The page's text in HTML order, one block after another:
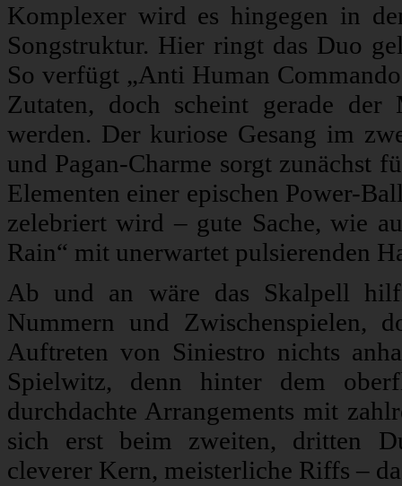
Komplexer wird es hingegen in
Songstruktur. Hier ringt das Duo
So verfügt „Anti Human
Zutaten, doch scheint gerade
werden. Der kuriose Gesang im
und Pagan-Charme sorgt zunächst
Elementen einer epischen Power-
zelebriert wird – gute Sache, wie
Rain“ mit unerwartet pulsierenden
Ab und an wäre das Skalpell
Nummern und Zwischenspielen,
Auftreten von Siniestro nichts
Spielwitz, denn hinter dem
durchdachte Arrangements mit
sich erst beim zweiten, dritten
cleverer Kern, meisterliche Riffs –